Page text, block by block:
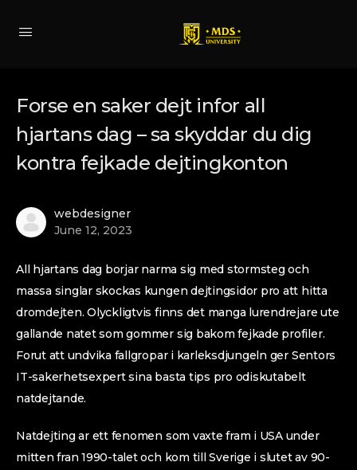
Forse en saker dejt infor all
hjartans dag – sa skyddar du dig
kontra fejkade dejtingkonton
webdesigner
June 12, 2023
All hjartans dag borjar narma sig med stormsteg och
massa singlar skockas kungen dejtingsidor pro att hitta
dromdejten. Olyckligtvis finns det manga lurendrejare ute
gallande natet som gommer sig bakom fejkade profiler.
Forut att undvika fallgropar i karleksdjungeln ger Sentors
IT-sakerhetsexpert sina basta tips pro odiskutabelt
natdejtande.
Natdejting ar ett fenomen som vaxte fram i USA under
mitten fran 1990-talet och kom till Sverige i slutet av 90-